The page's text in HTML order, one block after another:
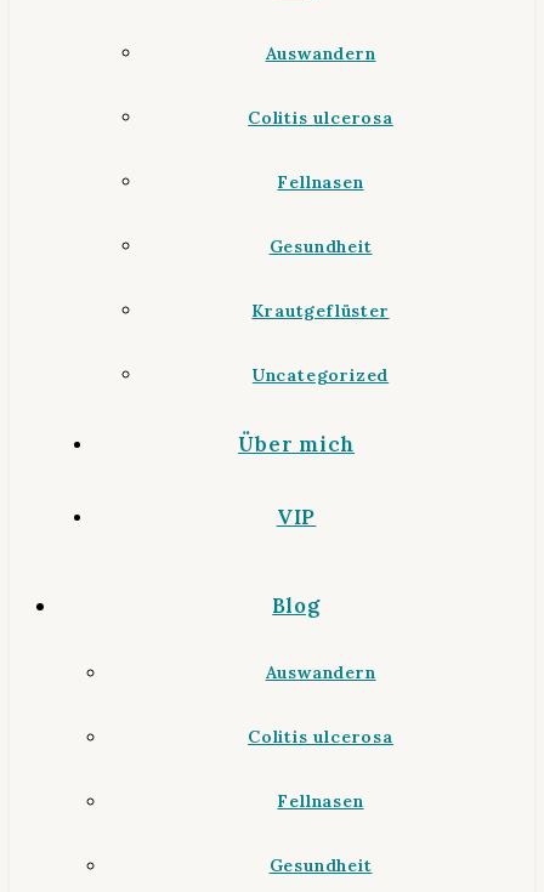
Auswandern
Colitis ulcerosa
Fellnasen
Gesundheit
Krautgeflüster
Uncategorized
Über mich
VIP
Blog
Auswandern
Colitis ulcerosa
Fellnasen
Gesundheit